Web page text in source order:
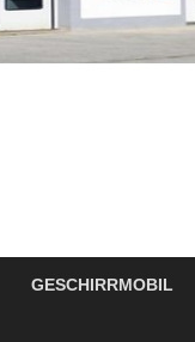
GESCHIRRMOBIL